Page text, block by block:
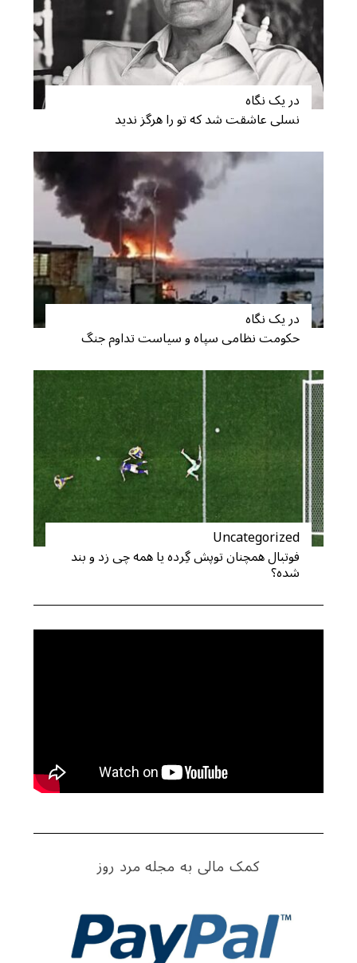
در یک نگاه
نسلی عاشقت شد که تو را هرگز ندید
در یک نگاه
حکومت نظامی سپاه و سیاست تداوم جنگ
Uncategorized
فوتبال همچنان توپش گِرده یا همه چی زد و بند
شده؟
کمک مالی به مجله مرد روز
a
r
c
h
f
o
r